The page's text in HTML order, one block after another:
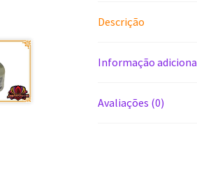
Descrição
Informação
Avaliações (0)